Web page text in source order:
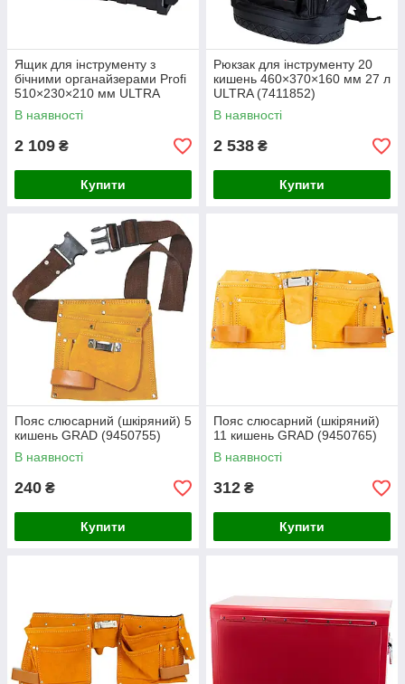
Ящик для інструменту з
бічними органайзерами Profi
510×230×210 мм ULTRA
(7402402)
В наявності
2 109 ₴
Купити
Рюкзак для інструменту 20
кишень 460×370×160 мм 27 л
ULTRA (7411852)
В наявності
2 538 ₴
Купити
Пояс слюсарний (шкіряний) 5
кишень GRAD (9450755)
В наявності
240 ₴
Купити
Пояс слюсарний (шкіряний)
11 кишень GRAD (9450765)
В наявності
312 ₴
Купити